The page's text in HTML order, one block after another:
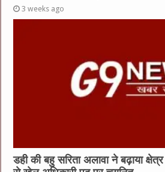
3 weeks ago
डही की बहु सरिता अलावा ने बढ़ाया